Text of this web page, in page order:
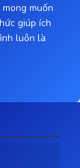
muốn
giúp ích
luôn là